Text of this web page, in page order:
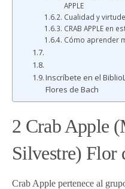
APPLE
Cualidad y
CRAB APPLE en
Cómo aprender
Inscríbete en el
Flores de Bach
2 Crab Apple
Silvestre) Flor
Crab Apple pertenece al